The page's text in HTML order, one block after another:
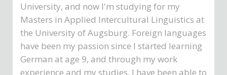
University, and now I'm studying for my
Masters in Applied Intercultural Linguistics at
the University of Augsburg. Foreign languages
have been my passion since I started learning
German at age 9, and through my work
experience and my studies, I have been able to